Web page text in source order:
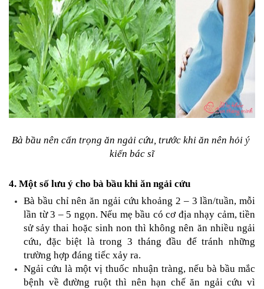
Bà bầu nên cẩn trọng ăn ngải cứu, trước khi ăn nên hỏi ý
kiến bác sĩ
4. Một số lưu ý cho bà bầu khi ăn ngải cứu
Bà bầu chỉ nên ăn ngải cứu khoảng 2 – 3 lần/tuần, mỗi
lần từ 3 – 5 ngọn. Nếu mẹ bầu có cơ địa nhạy cảm, tiền
sử sảy thai hoặc sinh non thì không nên ăn nhiều ngải
cứu, đặc biệt là trong 3 tháng đầu để tránh những
trường hợp đáng tiếc xảy ra.
Ngải cứu là một vị thuốc nhuận tràng, nếu bà bầu mắc
bệnh về đường ruột thì nên hạn chế ăn ngải cứu vì